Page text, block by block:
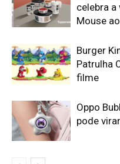
celebra a
Mouse
Burger
Patrulha
filme
Oppo
pode